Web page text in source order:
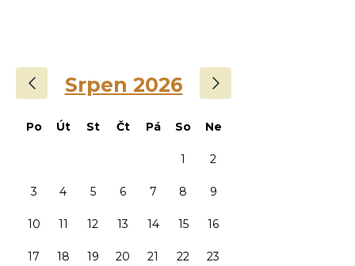
Srpen 2026 ›
Po Út St Čt Pá So Ne
1 2
3 4 5 6 7 8 9
10 11 12 13 14 15 16
17 18 19 20 21 22 23